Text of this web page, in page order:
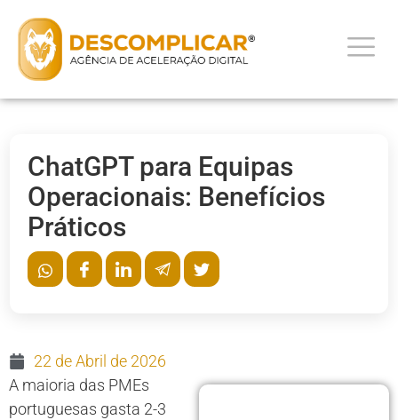
ChatGPT para Equipas
Operacionais: Benefícios
Práticos
22 de Abril de 2026
A maioria das PMEs
portuguesas gasta 2-3